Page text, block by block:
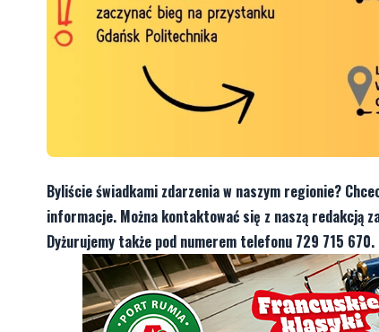
Byliście świadkami zdarzenia w naszym regionie?
informacje. Można kontaktować się z naszą redakcją
Dyżurujemy także pod numerem telefonu 729 715 670.